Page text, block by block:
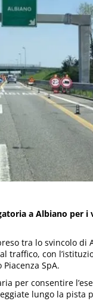
a Albiano per
tra lo svincolo di
traffico, con
SpA.
per consentire
lungo la pista